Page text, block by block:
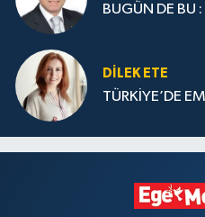
BUGÜN DE BU
DILEK ETE
TÜRKİYE’DE